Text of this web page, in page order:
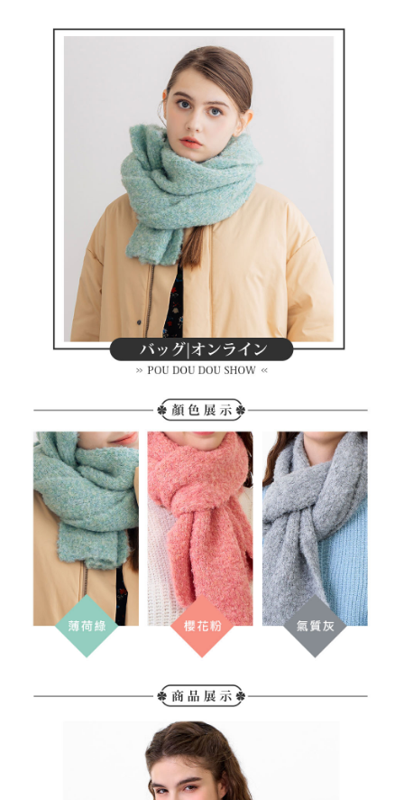
消。如遇「轉專審核」未通過狀況，表示未達大哥付你分期系統評分，恕無
1.分期款項不併入電信帳單，「大哥付你分期」於每月結算日後寄送繳費提
2.透過簡訊連結打開帳單後，可選擇「超商條碼／台灣大直營門市／銀行轉
帳／街口支付／iPASS MONEY」等通路繳費。
1.本服務係由「台灣大哥大股份有限公司」（以下簡稱本公司）所提供，讓
用戶於交易時，得透過本服務購買商品或服務，並由商店將買賣／分期付款
買賣價金債權讓與本公司後，依約使用本公司帳單繳交帳款。
2.基於同意付款使用「大哥付你分期」之契約關係目的，商店將以您的個人
資料（包含姓名、電話或地址）提供予台灣大哥大進項蒐集、處理及利用，
由本公司與您本人進行分期帳單所需資料之確認、核對及更正。
3.完整用戶服務條款，請詳閱以下連結：
https://oppay.tw/userRule
１．簡單：不需註冊會員、不需綁卡、不需儲值。
２．便利：只要手機號碼，簡訊認證，即可結帳。
３．安心：先確認商品／服務後，再付款。
【「AFTEE先享後付」結帳流程】
１．於結帳方式選擇「AFTEE先享後付」後，將跳轉至「AFTEE先享後付」
結帳頁面，進行簡訊認證並確認金額後，即可完成結帳。
２．訂單成立數日內，您將收到繳費通知簡訊。
３．收到繳費通知簡訊後14天內，點擊此簡訊中的連結，可透過四大超商／
ATM／網路銀行／等多元方式進行付款，方視為交易完成。
※ 請注意：結帳手續完成當下不需立刻繳費，但若您需要取消訂單，請聯絡
購買商品的店家。未經商家同意取消之訂單仍視為有效，需透過AFTEE先享
後付繳納相關費用。
※ 交易是否成功請以「AFTEE先享後付 」之結帳頁面顯示為準，若有關於
是否繳費成功／繳費後需取消欲退款等相關疑問，請聯繫「AFTEE先享後付
客戶支援中心」
https://netprotections.freshdesk.com/support/home
【注意事項】
１．透過由恩沛科技股份有限公司提供之「AFTEE先享後付」服務完成之交
易，需依本服務之必要範圍內提供個人資料，並將交易相關給付款項請求債
權轉讓予恩沛科技股份有限公司。
２．關於個人資料處理事宜，請瀏覽以下網址：
３．未成年的使用者請事先徵得法定代理人或監護人之同意方可使用
「AFTEE先享後付」，若未經同意申辦者引起之損失，本公司不負相關責
任。
４．使用「AFTEE先享後付」時，將依據個別帳號之用戶狀況，依本公司即
時審查核予不同之上限額度；若仍有額度不足之情形，本公司將視審查結果
請求用戶進行身份認證。
５．嚴禁一人註冊多個帳號或使用他人資訊註冊。若發現惡意使用之情形，
恩沛科技股份有限公司將有權停止該用戶之使用額度並採取法律行動。
運送方式
付款後萊爾富取貨
7-11取貨付款
宅配
免運費
離島宅配
免運費